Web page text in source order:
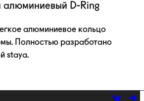
D-Ring
алюминиевое кольцо
Полностью разработано
staya.